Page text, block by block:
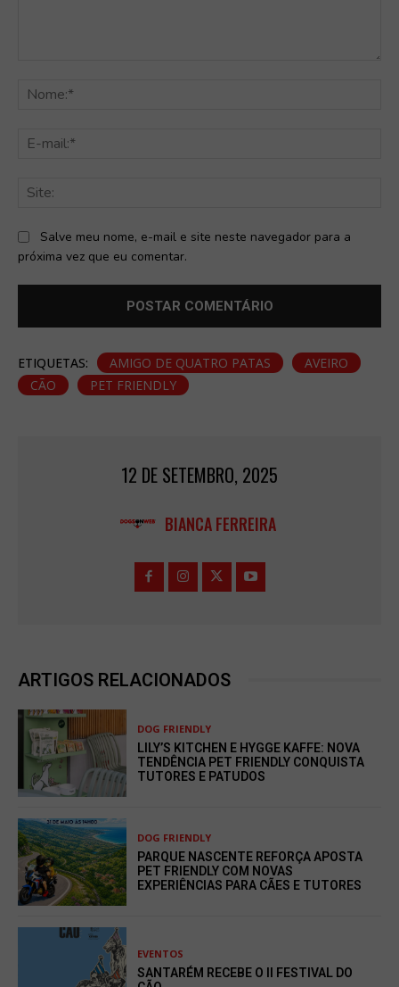
Salve meu nome, e-mail e site neste navegador para a
próxima vez que eu comentar.
ETIQUETAS: AMIGO DE QUATRO PATAS
AVEIRO
CÃO
PET FRIENDLY
12 DE SETEMBRO, 2025
BIANCA FERREIRA
ARTIGOS RELACIONADOS
DOG FRIENDLY
LILY’S KITCHEN E HYGGE KAFFE: NOVA
TENDÊNCIA PET FRIENDLY CONQUISTA
TUTORES E PATUDOS
DOG FRIENDLY
PARQUE NASCENTE REFORÇA APOSTA
PET FRIENDLY COM NOVAS
EXPERIÊNCIAS PARA CÃES E TUTORES
EVENTOS
SANTARÉM RECEBE O II FESTIVAL DO